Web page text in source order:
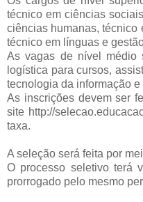
técnico em ciências
ciências humanas, técnico
técnico em línguas e
As vagas de nível médio
logística para cursos,
tecnologia da informação
As inscrições devem ser
site http://
taxa.
A seleção será feita por
O processo seletivo terá
prorrogado pelo mesmo